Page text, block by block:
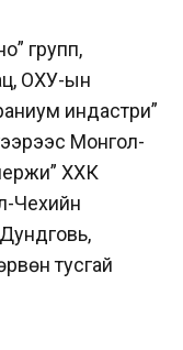
групп,
ОХУ-ын
индастри”
Монгол-
ХХК
Чехийн
тусгай